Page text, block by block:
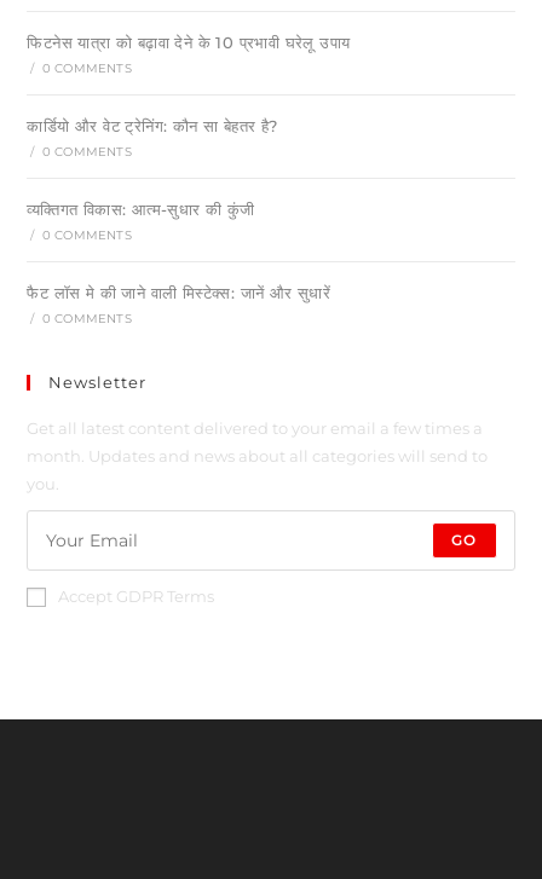
फिटनेस यात्रा को बढ़ावा देने के 10 प्रभावी घरेलू उपाय
/ 0 COMMENTS
कार्डियो और वेट ट्रेनिंग: कौन सा बेहतर है?
/ 0 COMMENTS
व्यक्तिगत विकास: आत्म-सुधार की कुंजी
/ 0 COMMENTS
फैट लॉस मे की जाने वाली मिस्टेक्स: जानें और सुधारें
/ 0 COMMENTS
Newsletter
Get all latest content delivered to your email a few times a
month. Updates and news about all categories will send to
you.
GO
Accept GDPR Terms